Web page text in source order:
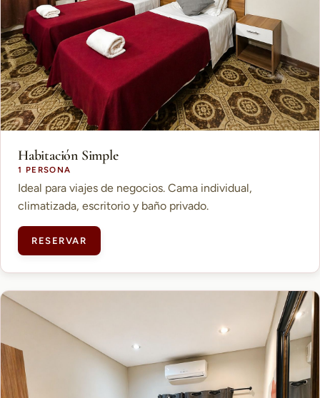
Habitación Simple
1 PERSONA
Ideal para viajes de negocios. Cama individual,
climatizada, escritorio y baño privado.
RESERVAR